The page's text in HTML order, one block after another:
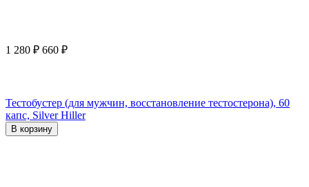
1 280 ₽ 660 ₽
Тестобустер (для мужчин, восстановление тестостерона), 60
капс, Silver Hiller
В корзину